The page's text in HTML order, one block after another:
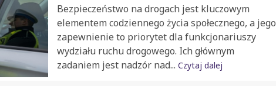
Bezpieczeństwo na drogach jest kluczowym
elementem codziennego życia społecznego, a jego
zapewnienie to priorytet dla funkcjonariuszy
wydziału ruchu drogowego. Ich głównym
zadaniem jest nadzór nad... Czytaj dalej